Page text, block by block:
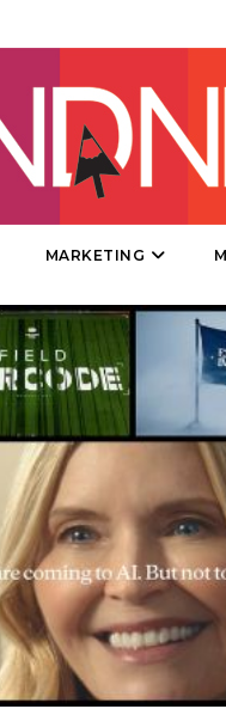
CSR
STRATEGIE
DIGITALE
ESTERNA
RADIO /
TV
MARKETING